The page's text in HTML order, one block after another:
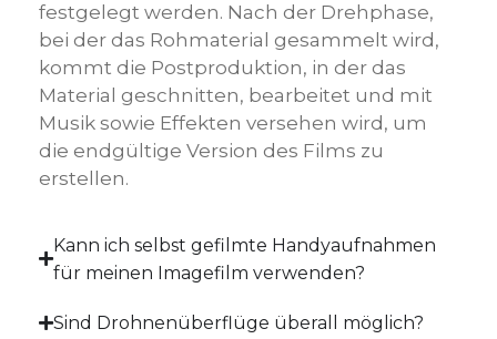
festgelegt werden. Nach der Drehphase,
bei der das Rohmaterial gesammelt wird,
kommt die Postproduktion, in der das
Material geschnitten, bearbeitet und mit
Musik sowie Effekten versehen wird, um
die endgültige Version des Films zu
erstellen.
Kann ich selbst gefilmte Handyaufnahmen
für meinen Imagefilm verwenden?
Sind Drohnenüberflüge überall möglich?